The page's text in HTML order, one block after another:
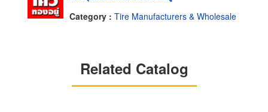
Category : Tire Manufacturers & Wholesale
Related Catalog